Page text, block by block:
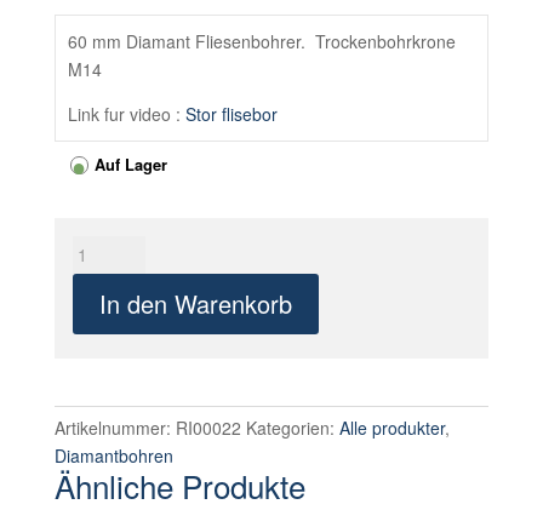
60 mm Diamant Fliesenbohrer. Trockenbohrkrone
M14
Link fur video : Stor flisebor
Auf Lager
60
mm
Diamant
Fliesenbohrer.
Menge
In den Warenkorb
Artikelnummer: RI00022 Kategorien: Alle produkter,
Diamantbohren
Ähnliche Produkte